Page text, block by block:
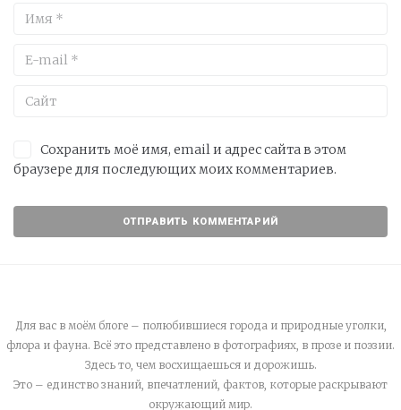
Сохранить моё имя, email и адрес сайта в этом
браузере для последующих моих комментариев.
Для вас в моём блоге – полюбившиеся города и природные уголки,
флора и фауна. Всё это представлено в фотографиях, в прозе и поэзии.
Здесь то, чем восхищаешься и дорожишь.
Это – единство знаний, впечатлений, фактов, которые раскрывают
окружающий мир.